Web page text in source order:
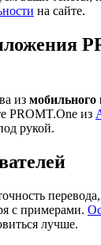
на сайте.
из
PROMT.One из
рукой.
с примерами.
лучше.